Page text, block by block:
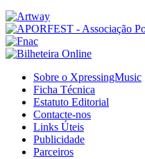
Sobre o XpressingMusic
Ficha Técnica
Estatuto Editorial
Contacte-nos
Links Úteis
Publicidade
Parceiros